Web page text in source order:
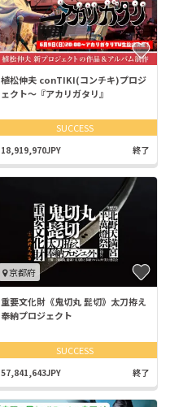
植松伸夫 conTIKI(コンチキ)プロジ
ェクト〜『アカリガタリ』
SUCCESS
18,919,970JPY 終了
京都府
重要文化財《鬼切丸 髭切》太刀拵え
奉納プロジェクト
SUCCESS
57,841,643JPY 終了